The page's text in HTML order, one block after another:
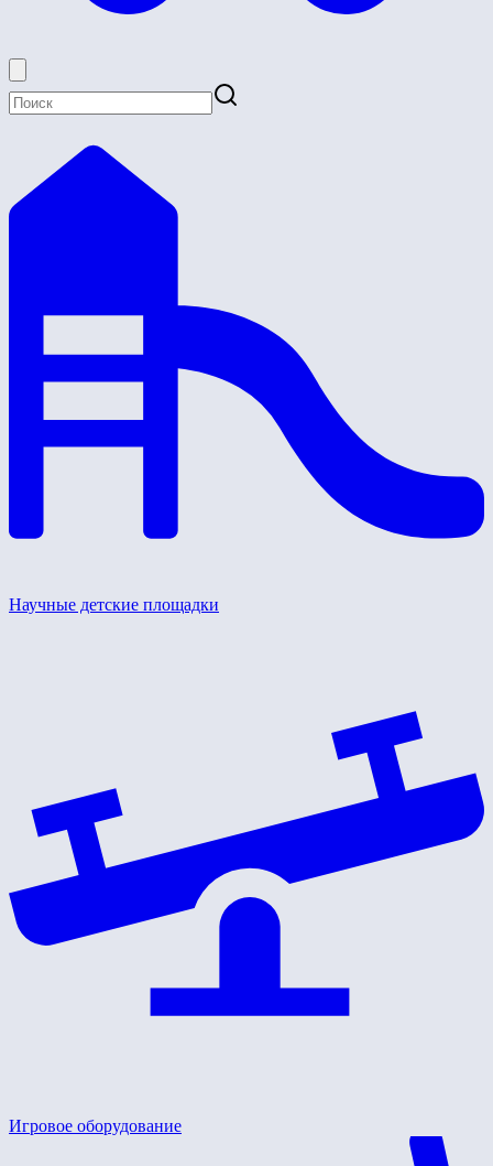
Научные детские площадки
Игровое оборудование